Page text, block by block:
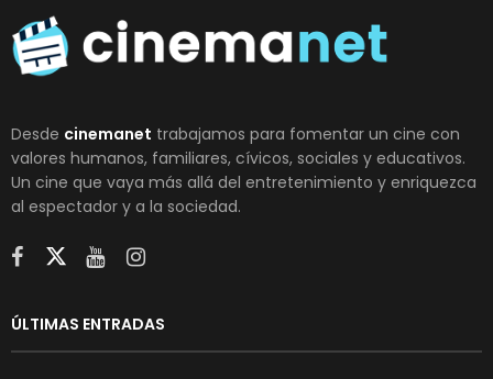
Desde cinemanet trabajamos para fomentar un cine con
valores humanos, familiares, cívicos, sociales y educativos.
Un cine que vaya más allá del entretenimiento y enriquezca
al espectador y a la sociedad.
ÚLTIMAS ENTRADAS